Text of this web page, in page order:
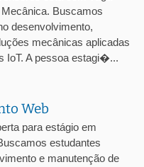
Buscamos
desenvolvimento,
mecânicas aplicadas
IoT. A pessoa estagi�...
Web
para estágio em
estudantes
e manutenção de